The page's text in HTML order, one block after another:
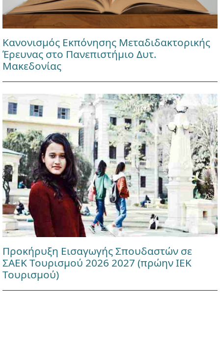
Κανονισμός Εκπόνησης Μεταδιδακτορικής
Έρευνας στο Πανεπιστήμιο Δυτ.
Μακεδονίας
Προκήρυξη Εισαγωγής Σπουδαστών σε
ΣΑΕΚ Τουρισμού 2026 2027 (πρώην ΙΕΚ
Τουρισμού)